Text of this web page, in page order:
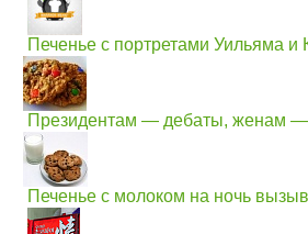
Печенье с портретами Уильяма и
Президентам — дебаты, женам —
Печенье с молоком на ночь